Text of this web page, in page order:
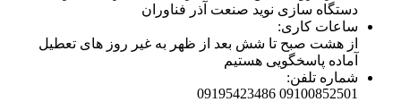
دستگاه سازی نوید صنعت آذر فناوران
ساعات کاری:
از هشت صبح تا شش بعد از ظهر به غیر روز های تعطیل
آماده پاسخگویی هستیم
شماره تلفن:
09100852501 09195423486